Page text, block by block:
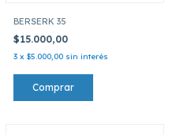
BERSERK 35
$15.000,00
3 x $5.000,00 sin interés